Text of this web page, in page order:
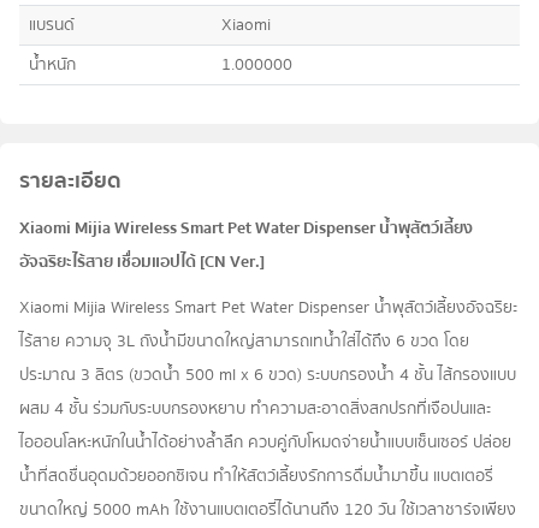
แบรนด์
Xiaomi
น้ำหนัก
1.000000
รายละเอียด
Xiaomi Mijia Wireless Smart Pet Water Dispenser น้ำพุสัตว์เลี้ยง
อัจฉริยะไร้สาย เชื่อมแอปได้ [CN Ver.]
Xiaomi Mijia Wireless Smart Pet Water Dispenser น้ำพุสัตว์เลี้ยงอัจฉริยะ
ไร้สาย ความจุ 3L ถังน้ำมีขนาดใหญ่สามารถเทน้ำใส่ได้ถึง 6 ขวด โดย
ประมาณ 3 ลิตร (ขวดน้ำ 500 ml x 6 ขวด) ระบบกรองน้ำ 4 ชั้น ไส้กรองแบบ
ผสม 4 ชั้น ร่วมกับระบบกรองหยาบ ทำความสะอาดสิ่งสกปรกที่เจือปนและ
ไอออนโลหะหนักในน้ำได้อย่างล้ำลึก ควบคู่กับโหมดจ่ายน้ำแบบเซ็นเซอร์ ปล่อย
น้ำที่สดชื่นอุดมด้วยออกซิเจน ทำให้สัตว์เลี้ยงรักการดื่มน้ำมาขึ้น แบตเตอรี่
ขนาดใหญ่ 5000 mAh ใช้งานแบตเตอรี่ได้นานถึง 120 วัน ใช้เวลาชาร์จเพียง